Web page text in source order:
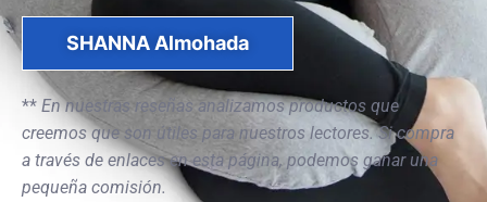
SHANNA Almohada
** En nuestras reseñas analizamos productos que
creemos que son útiles para nuestros lectores. Si compra
a través de enlaces en esta página, podemos ganar una
pequeña comisión.